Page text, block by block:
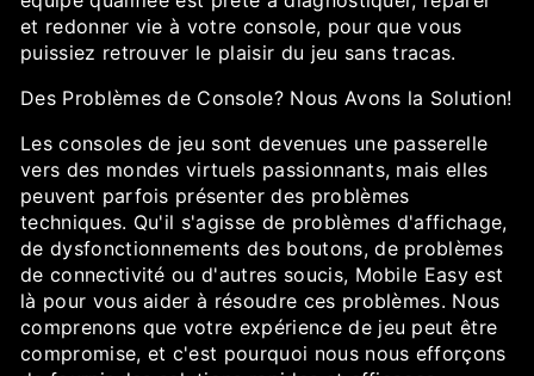
et redonner vie à votre console, pour que vous
puissiez retrouver le plaisir du jeu sans tracas.
Des Problèmes de Console? Nous Avons la Solution!
Les consoles de jeu sont devenues une passerelle
vers des mondes virtuels passionnants, mais elles
peuvent parfois présenter des problèmes
techniques. Qu'il s'agisse de problèmes d'affichage,
de dysfonctionnements des boutons, de problèmes
de connectivité ou d'autres soucis, Mobile Easy est
là pour vous aider à résoudre ces problèmes. Nous
comprenons que votre expérience de jeu peut être
compromise, et c'est pourquoi nous nous efforçons